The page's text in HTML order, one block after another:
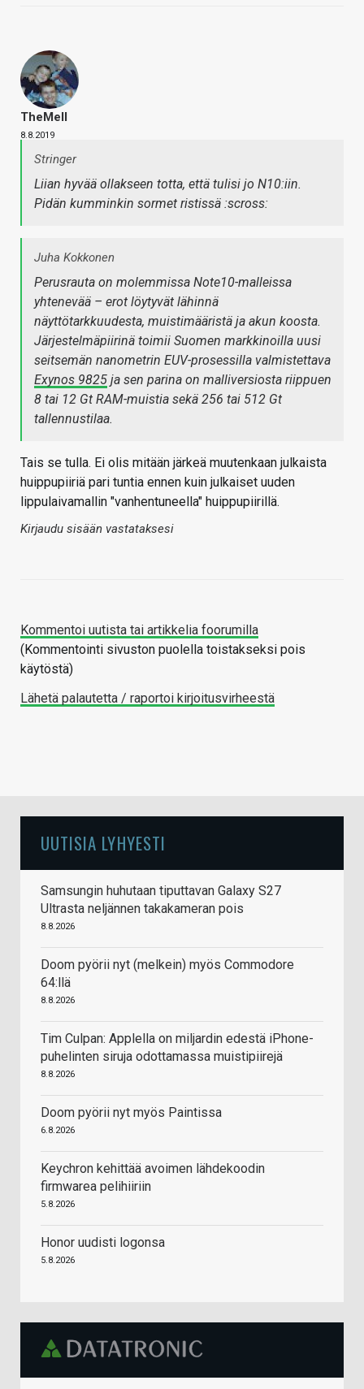
TheMeII
8.8.2019
Stringer
Liian hyvää ollakseen totta, että tulisi jo N10:iin.
Pidän kumminkin sormet ristissä :scross:
Juha Kokkonen
Perusrauta on molemmissa Note10-malleissa
yhtenevää – erot löytyvät lähinnä
näyttötarkkuudesta, muistimääristä ja akun koosta.
Järjestelmäpiirinä toimii Suomen markkinoilla uusi
seitsemän nanometrin EUV-prosessilla valmistettava
Exynos 9825 ja sen parina on malliversiosta riippuen
8 tai 12 Gt RAM-muistia sekä 256 tai 512 Gt
tallennustilaa.
Tais se tulla. Ei olis mitään järkeä muutenkaan julkaista
huippupiiriä pari tuntia ennen kuin julkaiset uuden
lippulaivamallin "vanhentuneella" huippupiirillä.
Kirjaudu sisään vastataksesi
Kommentoi uutista tai artikkelia foorumilla
(Kommentointi sivuston puolella toistakseksi pois
käytöstä)
Lähetä palautetta / raportoi kirjoitusvirheestä
UUTISIA LYHYESTI
Samsungin huhutaan tiputtavan Galaxy S27
Ultrasta neljännen takakameran pois
8.8.2026
Doom pyörii nyt (melkein) myös Commodore
64:llä
8.8.2026
Tim Culpan: Applella on miljardin edestä iPhone-
puhelinten siruja odottamassa muistipiirejä
8.8.2026
Doom pyörii nyt myös Paintissa
6.8.2026
Keychron kehittää avoimen lähdekoodin
firmwarea pelihiiriin
5.8.2026
Honor uudisti logonsa
5.8.2026